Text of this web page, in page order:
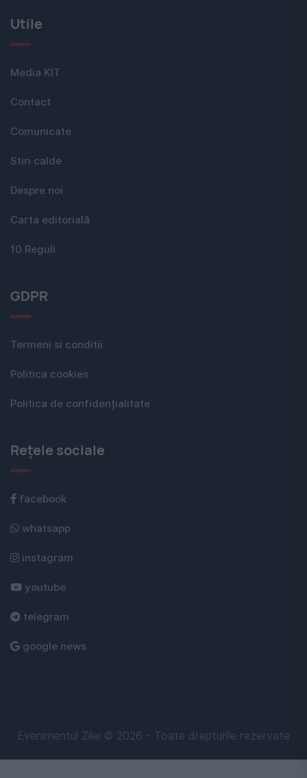
Utile
Media KIT
Contact
Comunicate
Stiri calde
Despre noi
Carta editorială
10 Reguli
GDPR
Termeni si conditii
Politica cookies
Politica de confidențialitate
Rețele sociale
facebook
whatsapp
instagram
youtube
telegram
google news
Evenimentul Zilei © 2026 - Toate drepturile rezervate